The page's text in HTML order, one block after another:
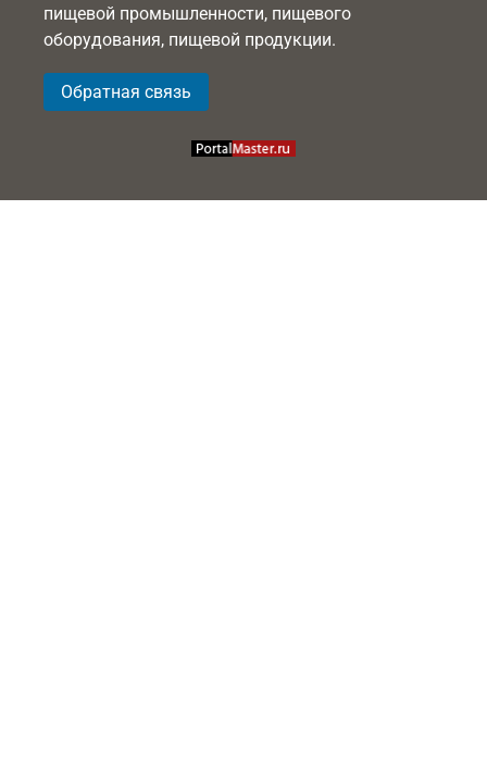
пищевой промышленности, пищевого
оборудования, пищевой продукции.
Обратная связь